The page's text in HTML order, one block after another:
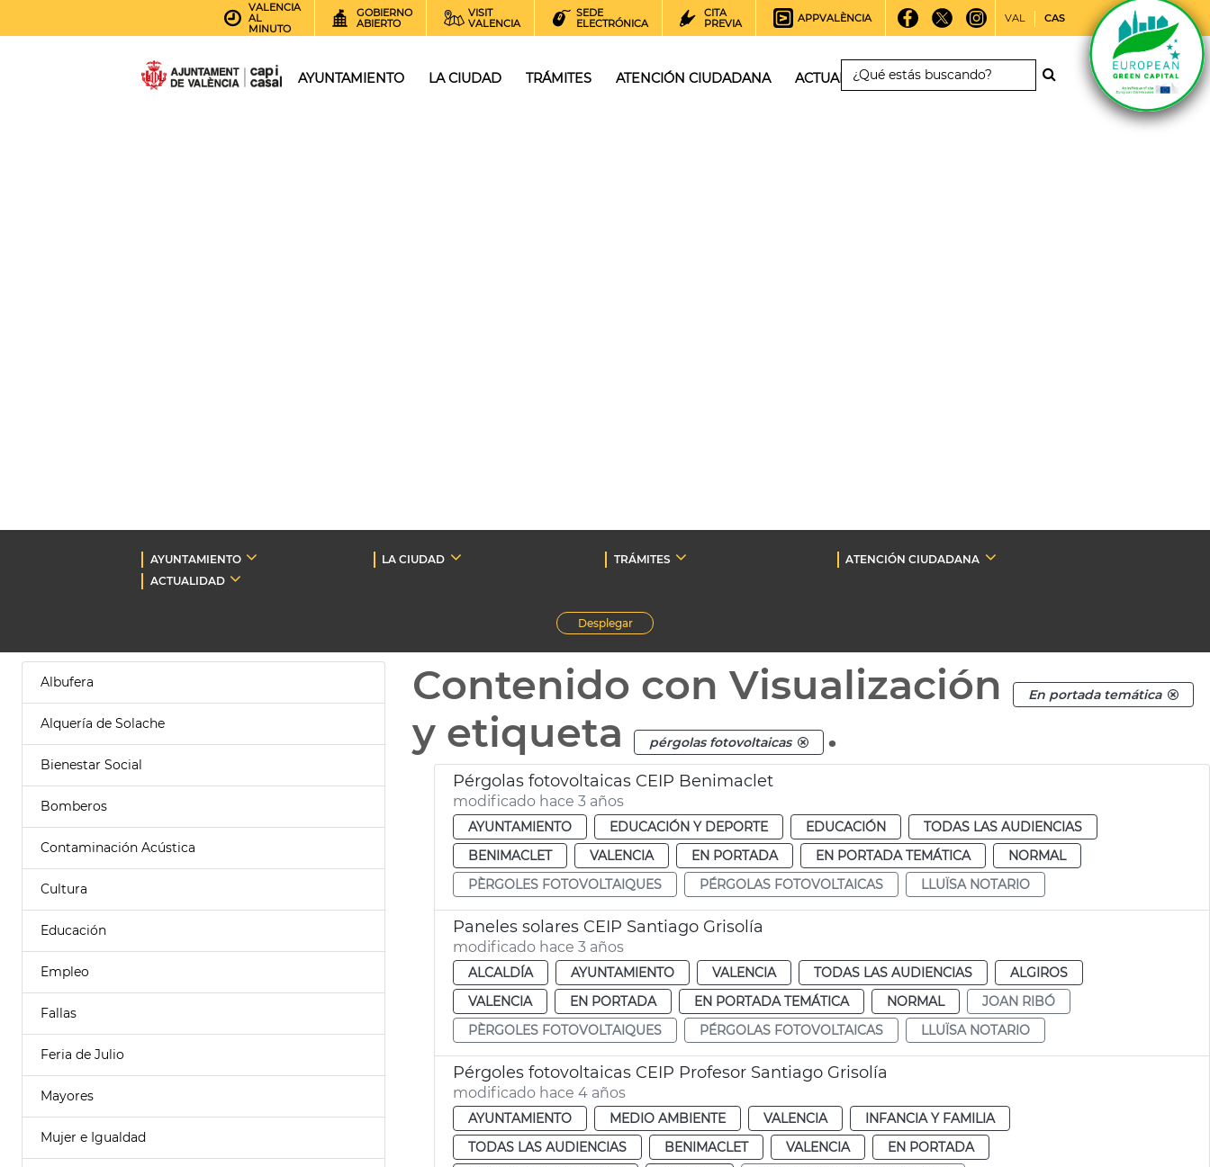
VALENCIA
AL
MINUTO
GOBIERNO
ABIERTO
VISIT
VALENCIA
SEDE
ELECTRÓNICA
CITA
PREVIA
APPVALÈNCIA VAL CAS
AYUNTAMIENTO LA CIUDAD TRÁMITES ATENCIÓN CIUDADANA ACTUALIDAD
AYUNTAMIENTO LA CIUDAD TRÁMITES
ATENCIÓN CIUDADANA
ACTUALIDAD
Desplegar
Albufera
Alquería de Solache
Bienestar Social
Bomberos
Contaminación Acústica
Cultura
Educación
Empleo
Fallas
Feria de Julio
Mayores
Mujer e Igualdad
Contenido con Visualización En portada temática
y etiqueta pérgolas fotovoltaicas .
Pérgolas fotovoltaicas CEIP Benimaclet
modificado hace 3 años
AYUNTAMIENTO EDUCACIÓN Y DEPORTE EDUCACIÓN
TODAS LAS AUDIENCIAS
BENIMACLET
VALENCIA EN PORTADA EN PORTADA TEMÁTICA
NORMAL
PÈRGOLES FOTOVOLTAIQUES
PÉRGOLAS FOTOVOLTAICAS LLUÏSA NOTARIO
Paneles solares CEIP Santiago Grisolía
modificado hace 3 años
ALCALDÍA AYUNTAMIENTO VALENCIA TODAS LAS AUDIENCIAS
ALGIROS
VALENCIA
EN PORTADA EN PORTADA TEMÁTICA NORMAL
JOAN RIBÓ
PÈRGOLES FOTOVOLTAIQUES
PÉRGOLAS FOTOVOLTAICAS LLUÏSA NOTARIO
Pérgoles fotovoltaicas CEIP Profesor Santiago Grisolía
modificado hace 4 años
AYUNTAMIENTO MEDIO AMBIENTE VALENCIA
INFANCIA Y FAMILIA
TODAS LAS AUDIENCIAS
BENIMACLET VALENCIA
EN PORTADA